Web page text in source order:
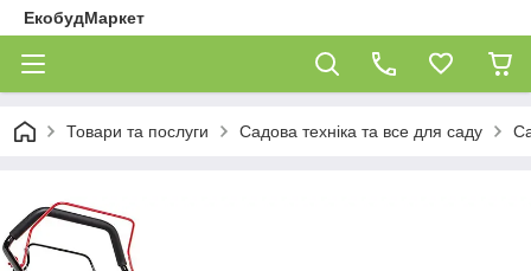
ЕкобудМаркет
Товари та послуги Садова техніка та все для саду